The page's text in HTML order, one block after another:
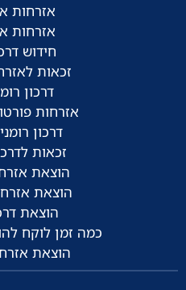
אזרחות
אזרחות
חידוש
זכאות
דרכון
אזרחות
דרכון
זכאות
הוצאת
הוצאת
הוצאת
כמה זמן לוקח
הוצאת